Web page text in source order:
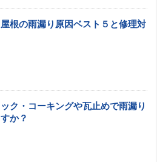
根の雨漏り原因ベスト５と修理対
ク・コーキングや瓦止めで雨漏り
か？